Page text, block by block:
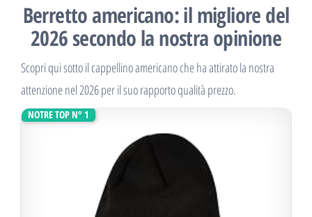
Berretto americano: il migliore del
2026 secondo la nostra opinione
Scopri qui sotto il cappellino americano che ha attirato la nostra
attenzione nel 2026 per il suo rapporto qualità prezzo.
NOTRE TOP N° 1